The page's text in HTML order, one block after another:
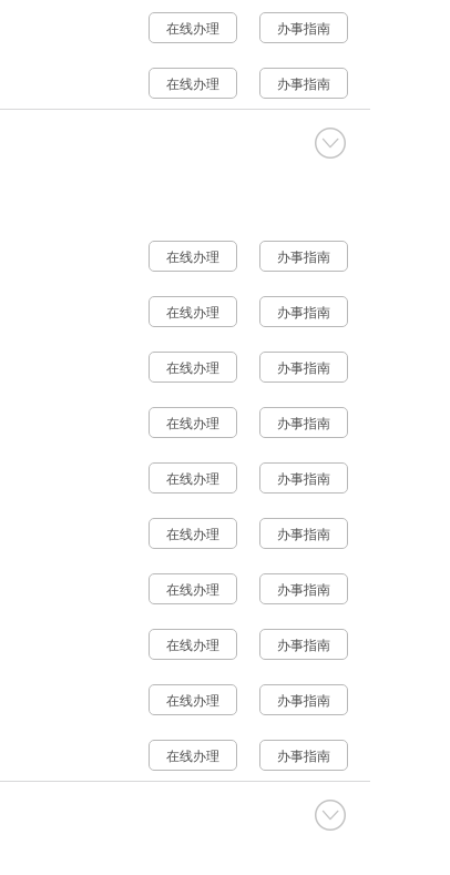
在线办理 办事指南
在线办理 办事指南
在线办理 办事指南
在线办理 办事指南
在线办理 办事指南
在线办理 办事指南
在线办理 办事指南
在线办理 办事指南
在线办理 办事指南
在线办理 办事指南
在线办理 办事指南
在线办理 办事指南